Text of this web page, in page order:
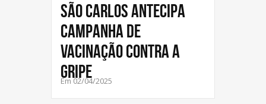
SÃO CARLOS ANTECIPA
CAMPANHA DE
VACINAÇÃO CONTRA A
GRIPE
Em 02/04/2025